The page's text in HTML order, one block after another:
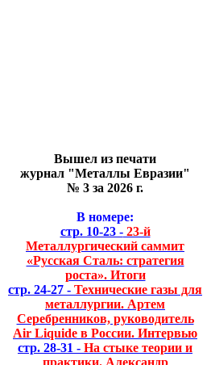
Вышел из печати
журнал "Металлы Евразии"
№ 3 за 2026 г.
В номере:
стр. 10-23 -23-й
Металлургический саммит
«Русская Сталь: стратегия
роста». Итоги
стр. 24-27 - Технические газы для
металлургии. Артем
Серебренников, руководитель
Air Liquide в России. Интервью
стр. 28-31 - На стыке теории и